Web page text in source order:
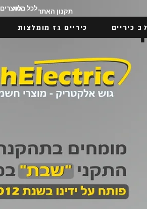
בלוג
לכל המוצרים
כיריים כיריים גז מומלצות
תקנון האתר